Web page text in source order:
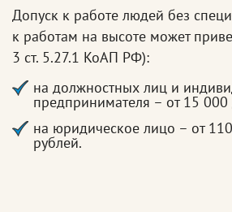
Допуск к работе людей без
к работам на высоте может
3 ст. 5.27.1 КоАП РФ):
на должностных лиц и
предпринимателя – от 15
на юридическое лицо – от
рублей.